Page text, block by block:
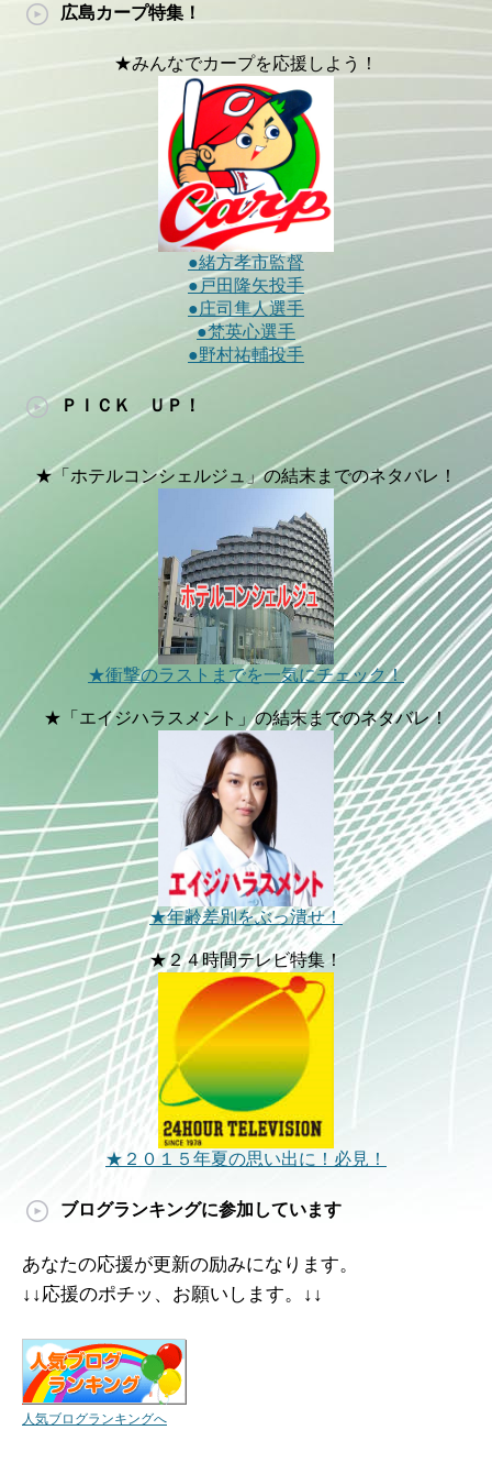
広島カープ特集！
★みんなでカープを応援しよう！
●緒方孝市監督
●戸田隆矢投手
●庄司隼人選手
●梵英心選手
●野村祐輔投手
ＰＩＣＫ ＵＰ！
★「ホテルコンシェルジュ」の結末までのネタバレ！
★衝撃のラストまでを一気にチェック！
★「エイジハラスメント」の結末までのネタバレ！
★年齢差別をぶっ潰せ！
★２４時間テレビ特集！
★２０１５年夏の思い出に！必見！
ブログランキングに参加しています
あなたの応援が更新の励みになります。
↓↓応援のポチッ、お願いします。↓↓
人気ブログランキングへ